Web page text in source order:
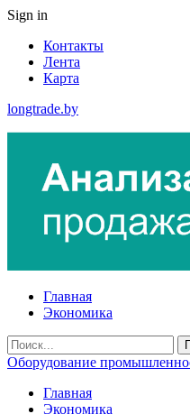
Sign in
Контакты
Лента
Карта
longtrade.by
Главная
Экономика
Оборудование
Главная
Экономика